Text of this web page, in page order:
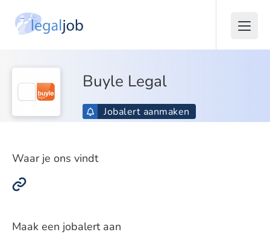
Buyle Legal
Jobalert aanmaken
Waar je ons vindt
Maak een jobalert aan